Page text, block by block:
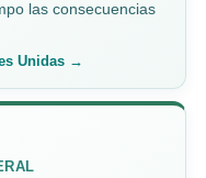
las consecuencias
Unidas →